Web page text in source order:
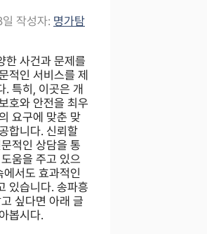
작성자: 명가탐
한 사건과 문제를
적인 서비스를 제
. 특히, 이곳은 개
호와 안전을 최우
요구에 맞춘 맞
합니다. 신뢰할
적인 상담을 통
움을 주고 있으
서도 효과적인
있습니다. 송파흥
싶다면 아래 글
봅시다.